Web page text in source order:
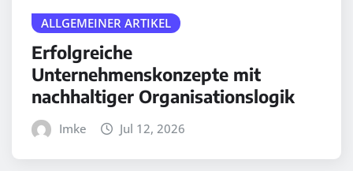
ALLGEMEINER ARTIKEL
Erfolgreiche
Unternehmenskonzepte mit
nachhaltiger Organisationslogik
Imke Jul 12, 2026